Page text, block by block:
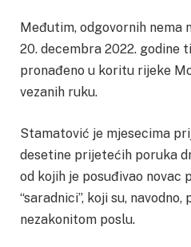
Međutim, odgovornih nema
20. decembra 2022. godine
pronađeno u koritu rijeke
vezanih ruku.
Stamatović je mjesecima
desetine prijetećih poruka
od kojih je posuđivao novac
“saradnici”, koji su,
nezakonitom poslu.